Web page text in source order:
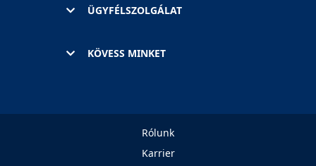
ÜGYFÉLSZOLGÁLAT
KÖVESS MINKET
Rólunk
Karrier